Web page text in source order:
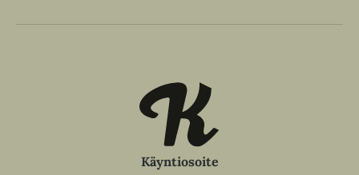
Käyntiosoite